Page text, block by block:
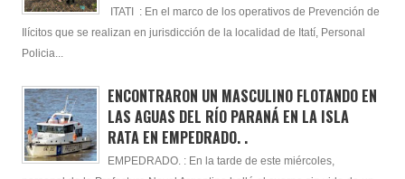
ITATI : En el marco de los operativos de Prevención de
Ilícitos que se realizan en jurisdicción de la localidad de Itatí, Personal
Policia...
ENCONTRARON UN MASCULINO FLOTANDO EN
LAS AGUAS DEL RÍO PARANÁ EN LA ISLA
RATA EN EMPEDRADO. .
EMPEDRADO. : En la tarde de este miércoles,